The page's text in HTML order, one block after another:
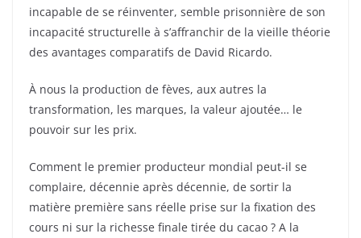
incapable de se réinventer, semble prisonnière de son
incapacité structurelle à s’affranchir de la vieille théorie
des avantages comparatifs de David Ricardo.
À nous la production de fèves, aux autres la
transformation, les marques, la valeur ajoutée… le
pouvoir sur les prix.
Comment le premier producteur mondial peut-il se
complaire, décennie après décennie, de sortir la
matière première sans réelle prise sur la fixation des
cours ni sur la richesse finale tirée du cacao ? A la